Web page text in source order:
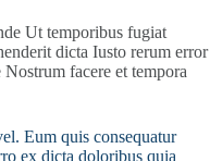
Ut temporibus fugiat
dicta Iusto rerum error
facere et tempora
Eum quis consequatur
ex dicta doloribus quia